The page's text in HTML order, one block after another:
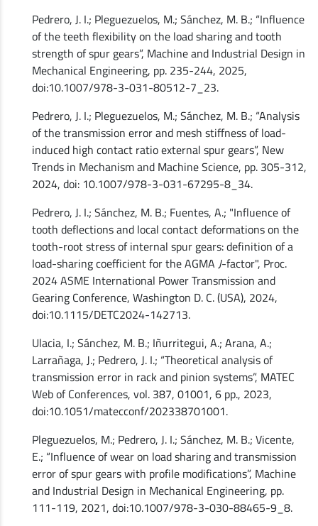
Pedrero, J. I.; Pleguezuelos, M.; Sánchez, M. B.; “Influence
of the teeth flexibility on the load sharing and tooth
strength of spur gears”, Machine and Industrial Design in
Mechanical Engineering, pp. 235-244, 2025,
doi:10.1007/978-3-031-80512-7_23.
Pedrero, J. I.; Pleguezuelos, M.; Sánchez, M. B.; “Analysis
of the transmission error and mesh stiffness of load-
induced high contact ratio external spur gears”, New
Trends in Mechanism and Machine Science, pp. 305-312,
2024, doi: 10.1007/978-3-031-67295-8_34.
Pedrero, J. I.; Sánchez, M. B.; Fuentes, A.; "Influence of
tooth deflections and local contact deformations on the
tooth-root stress of internal spur gears: definition of a
load-sharing coefficient for the AGMA J-factor", Proc.
2024 ASME International Power Transmission and
Gearing Conference, Washington D. C. (USA), 2024,
doi:10.1115/DETC2024-142713.
Ulacia, I.; Sánchez, M. B.; Iñurritegui, A.; Arana, A.;
Larrañaga, J.; Pedrero, J. I.; “Theoretical analysis of
transmission error in rack and pinion systems”, MATEC
Web of Conferences, vol. 387, 01001, 6 pp., 2023,
doi:10.1051/matecconf/202338701001.
Pleguezuelos, M.; Pedrero, J. I.; Sánchez, M. B.; Vicente,
E.; “Influence of wear on load sharing and transmission
error of spur gears with profile modifications”, Machine
and Industrial Design in Mechanical Engineering, pp.
111-119, 2021, doi:10.1007/978-3-030-88465-9_8.